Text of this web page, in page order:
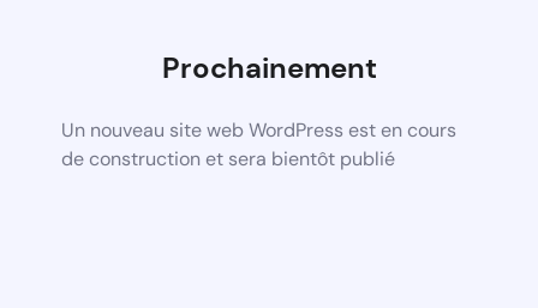
Prochainement
Un nouveau site web WordPress est en cours
de construction et sera bientôt publié